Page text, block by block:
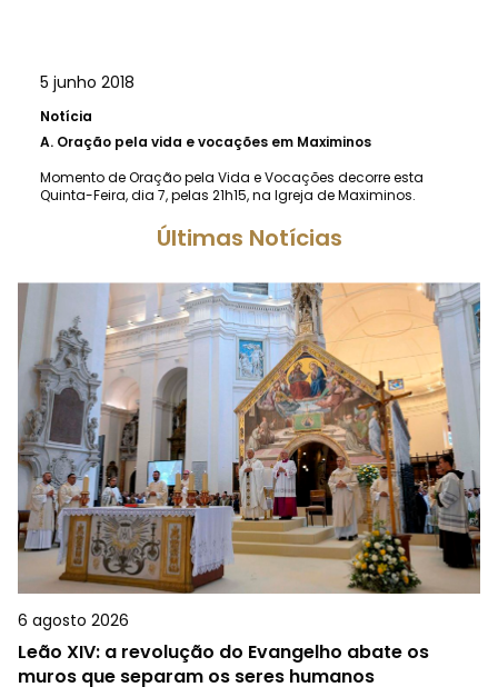
5 junho 2018
Notícia
A. Oração pela vida e vocações em Maximinos
Momento de Oração pela Vida e Vocações decorre esta
Quinta-Feira, dia 7, pelas 21h15, na Igreja de Maximinos.
Últimas Notícias
6 agosto 2026
Leão XIV: a revolução do Evangelho abate os
muros que separam os seres humanos